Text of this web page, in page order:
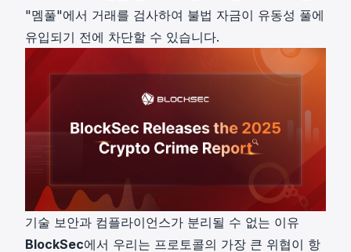
"멤풀"에서 거래를 검사하여 불법 자금이 유동성 풀에
유입되기 전에 차단할 수 있습니다.
기술 보안과 컴플라이언스가 분리될 수 없는 이유
BlockSec에서 우리는 프로토콜의 가장 큰 위협이 항